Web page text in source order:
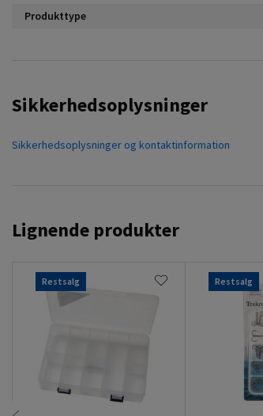
Produkttype
Sikkerhedsoplysninger
Sikkerhedsoplysninger og kontaktinformation
Lignende produkter
Restsalg Restsalg